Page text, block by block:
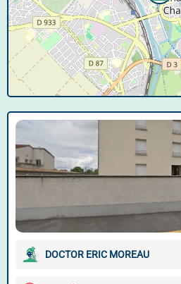
DOCTOR ERIC MOREAU